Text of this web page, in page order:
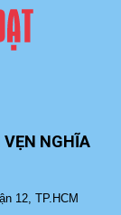
NGHĨA
12, TP.HCM